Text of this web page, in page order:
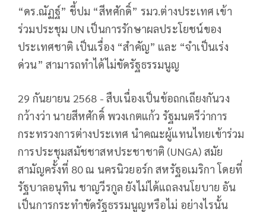
“ดร.ณัฏฐ์” ชี้ปม “สีหศักดิ์” รมว.ต่างประเทศ เข้า
ร่วมประชุม UN เป็นการรักษาผลประโยชน์ของ
ประเทศชาติ เป็นเรื่อง “สำคัญ” และ “จำเป็นเร่ง
ด่วน” สามารถทำได้ไม่ขัดรัฐธรรมนูญ
29 กันยายน 2568 - สืบเนื่องเป็นข้อถกเถียงกันวง
กว้างว่า นายสีหศักดิ์ พวงเกตแก้ว รัฐมนตรีว่าการ
กระทรวงการต่างประเทศ นำคณะผู้แทนไทยเข้าร่วม
การประชุมสมัชชาสหประชาชาติ (UNGA) สมัย
สามัญครั้งที่ 80 ณ นครนิวยอร์ก สหรัฐอเมริกา โดยที่
รัฐบาลอนุทิน ชาญวีรกูล ยังไม่ได้แถลงนโยบาย อัน
เป็นการกระทำขัดรัฐธรรมนูญหรือไม่ อย่างไรนั้น